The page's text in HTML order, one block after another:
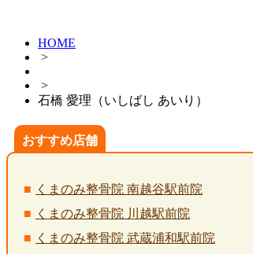
HOME
>
>
石橋 愛理（いしばし あいり）
おすすめ店舗
くまのみ整骨院 南越谷駅前院
くまのみ整骨院 川越駅前院
くまのみ整骨院 武蔵浦和駅前院